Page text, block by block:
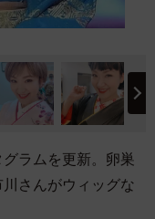
ラムを更新。卵巣
さんがウィッグな